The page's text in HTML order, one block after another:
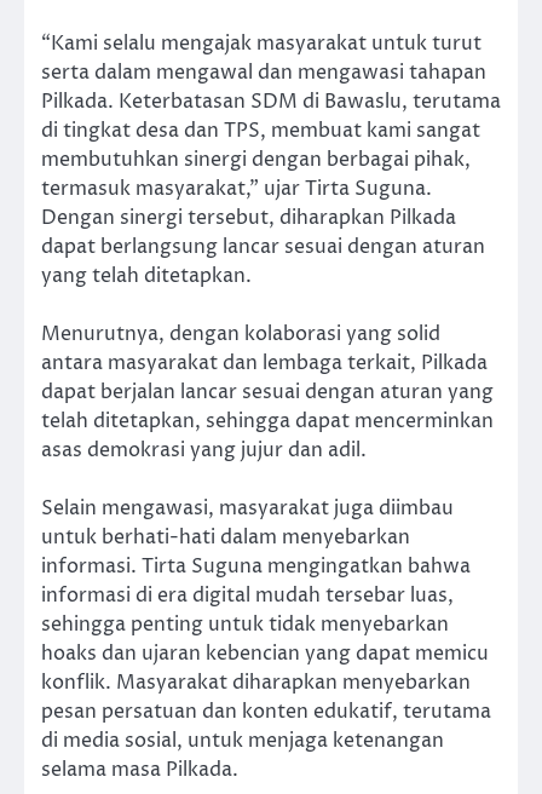
“Kami selalu mengajak masyarakat untuk turut
serta dalam mengawal dan mengawasi tahapan
Pilkada. Keterbatasan SDM di Bawaslu, terutama
di tingkat desa dan TPS, membuat kami sangat
membutuhkan sinergi dengan berbagai pihak,
termasuk masyarakat,” ujar Tirta Suguna.
Dengan sinergi tersebut, diharapkan Pilkada
dapat berlangsung lancar sesuai dengan aturan
yang telah ditetapkan.
Menurutnya, dengan kolaborasi yang solid
antara masyarakat dan lembaga terkait, Pilkada
dapat berjalan lancar sesuai dengan aturan yang
telah ditetapkan, sehingga dapat mencerminkan
asas demokrasi yang jujur dan adil.
Selain mengawasi, masyarakat juga diimbau
untuk berhati-hati dalam menyebarkan
informasi. Tirta Suguna mengingatkan bahwa
informasi di era digital mudah tersebar luas,
sehingga penting untuk tidak menyebarkan
hoaks dan ujaran kebencian yang dapat memicu
konflik. Masyarakat diharapkan menyebarkan
pesan persatuan dan konten edukatif, terutama
di media sosial, untuk menjaga ketenangan
selama masa Pilkada.